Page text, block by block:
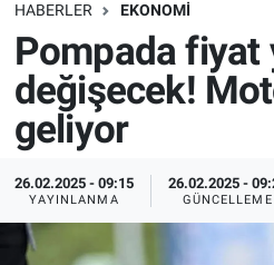
HABERLER EKONOMI
Pompada fiyat
değişecek!
geliyor
26.02.2025 - 09:15
YAYINLANMA
26.02.2025 -
GÜNCELLEME
Bilim turu
Bilim ve Teknoloji
Doğa Konuşuyor
Dünya
Dünya
Teknoloji
Sağlık
Spor
Trafik Durumu
Süper Lig Puan Durumu
Tüm Manşetler
Son Dakika Haberleri